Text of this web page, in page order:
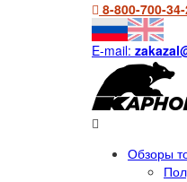
8-800-700-
E-mail:
Обзоры